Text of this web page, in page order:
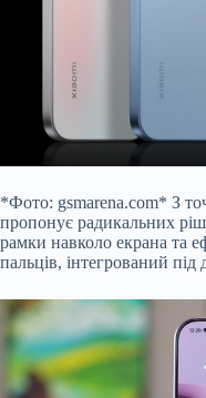
*Фото: gsmarena.com* З
пропонує радикальних
рамки навколо екрана та
пальців, інтегрований